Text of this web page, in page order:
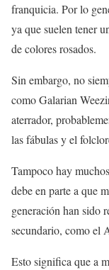
franquicia. Por lo
ya que suelen tener
de colores rosados.
Sin embargo, no
como Galarian
aterrador,
las fábulas y el
Tampoco hay
debe en parte a que
generación han sido
secundario, como el
Esto significa que a